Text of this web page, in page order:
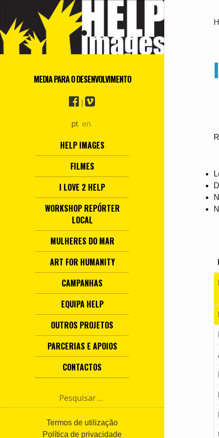
MEDIA PARA O DESENVOLVIMENTO
pt en
HELP IMAGES
FILMES
I LOVE 2 HELP
WORKSHOP REPÓRTER
LOCAL
MULHERES DO MAR
ART FOR HUMANITY
CAMPANHAS
EQUIPA HELP
OUTROS PROJETOS
PARCERIAS E APOIOS
CONTACTOS
s
Termos de utilização
Política de privacidade